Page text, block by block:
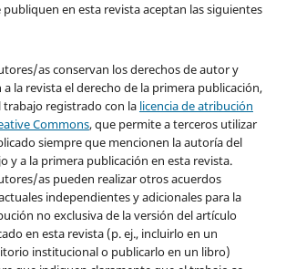
en esta revista aceptan las siguientes
as conservan los derechos de autor y
a la revista el derecho de la primera publicación,
trabajo registrado con la licencia de atribución
Commons, que permite a terceros utilizar
siempre que mencionen la autoría del
y a la primera publicación en esta revista.
as pueden realizar otros acuerdos
independientes y adicionales para la
no exclusiva de la versión del artículo
en esta revista (p. ej., incluirlo en un
institucional o publicarlo en un libro)